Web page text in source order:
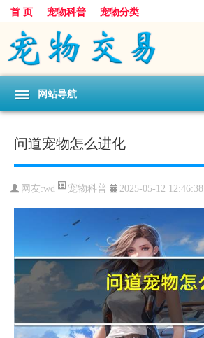
首 页 宠物科普 宠物分类
网站导航
问道宠物怎么进化
网友:wd 宠物科普 2025-05-12 12:46:38